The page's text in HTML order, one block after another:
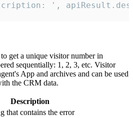
',
get a unique visitor number in
sequentially: 1, 2, 3, etc. Visitor
App and archives and can be used
the CRM data.
Description
that contains the error